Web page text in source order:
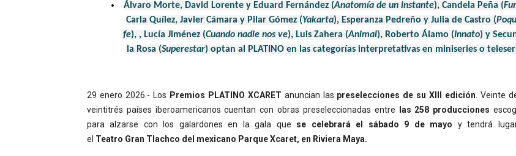
Álvaro Morte, David Lorente y Eduard Fernández (Anatomía de un instante), Candela Peña (
Carla Quílez, Javier Cámara y Pilar Gómez (Yakarta), Esperanza Pedreño y Julia de Castro (
fe), , Lucía Jiménez (Cuando nadie nos ve), Luis Zahera (Animal), Roberto Álamo (Innato) y
la Rosa (Superestar) optan al PLATINO en las categorías interpretativas en miniseries o
29 enero 2026.- Los Premios PLATINO XCARET anuncian las preselecciones de su XIII edición . Veinte
veintitrés países iberoamericanos cuentan con obras preseleccionadas entre
las 258 producciones
para alzarse con los galardones en la gala que se celebrará el sábado 9 de mayo y tendrá
el Teatro Gran Tlachco del mexicano Parque Xcaret, en Riviera Maya.